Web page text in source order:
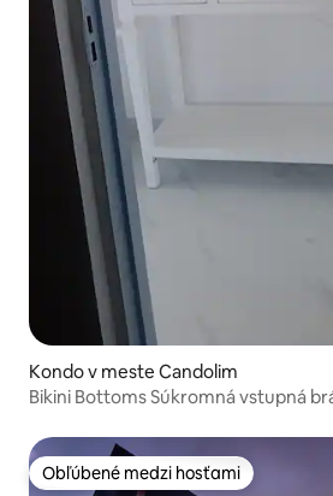
Kondo v meste Candolim
Bikini Bottoms Súkromná vstupná
Obľúbené medzi hosťami
Obľúbené medzi hosťami